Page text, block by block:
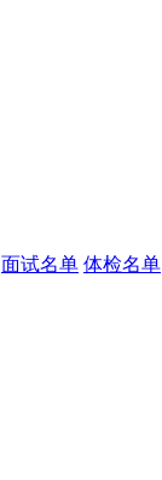
面试名单 体检名单